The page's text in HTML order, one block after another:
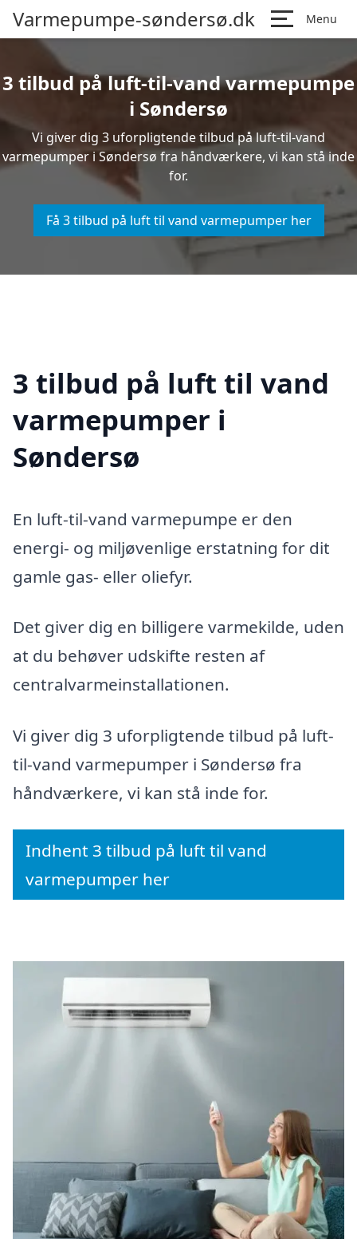
Varmepumpe-søndersø.dk Menu
3 tilbud på luft-til-vand varmepumpe
i Søndersø
Vi giver dig 3 uforpligtende tilbud på luft-til-vand
varmepumper i Søndersø fra håndværkere, vi kan stå inde
for.
Få 3 tilbud på luft til vand varmepumper her
3 tilbud på luft til vand
varmepumper i
Søndersø
En luft-til-vand varmepumpe er den
energi- og miljøvenlige erstatning for dit
gamle gas- eller oliefyr.
Det giver dig en billigere varmekilde, uden
at du behøver udskifte resten af
centralvarmeinstallationen.
Vi giver dig 3 uforpligtende tilbud på luft-
til-vand varmepumper i Søndersø fra
håndværkere, vi kan stå inde for.
Indhent 3 tilbud på luft til vand
varmepumper her